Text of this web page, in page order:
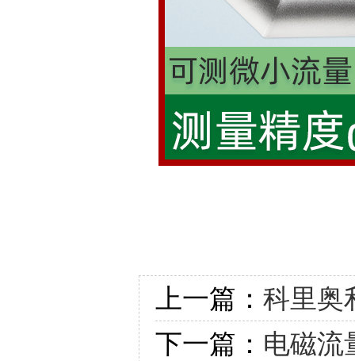
上一篇： 科里奥
下一篇： 电磁流